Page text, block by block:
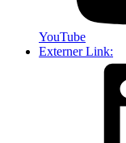
YouTube
Externer Link: